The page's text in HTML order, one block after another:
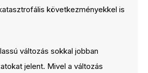
következményekkel is
változás sokkal jobban
jelent. Mivel a változás